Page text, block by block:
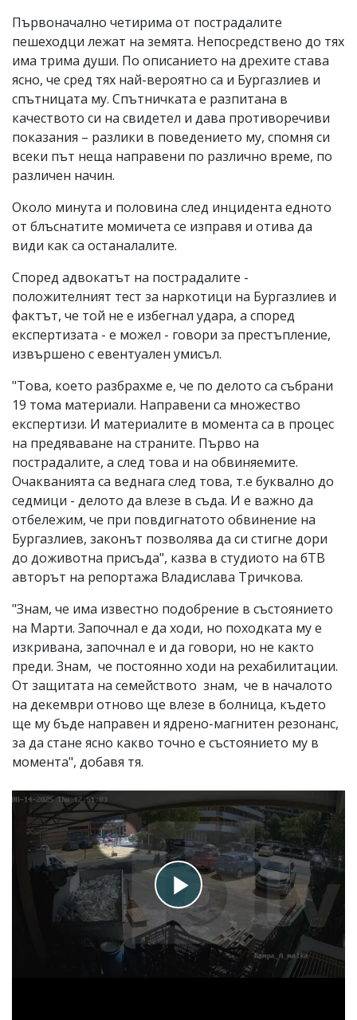
Първоначално четирима от пострадалите
пешеходци лежат на земята. Непосредствено до тях
има трима души. По описанието на дрехите става
ясно, че сред тях най-вероятно са и Бургазлиев и
спътницата му. Спътничката е разпитана в
качеството си на свидетел и дава противоречиви
показания – разлики в поведението му, спомня си
всеки път неща направени по различно време, по
различен начин.
Около минута и половина след инцидента едното
от блъснатите момичета се изправя и отива да
види как са останалалите.
Според адвокатът на пострадалите -
положителният тест за наркотици на Бургазлиев и
фактът, че той не е избегнал удара, а според
експертизата - е можел - говори за престъпление,
извършено с евентуален умисъл.
"Това, което разбрахме е, че по делото са събрани
19 тома материали. Направени са множество
експертизи. И материалите в момента са в процес
на предяваване на страните. Първо на
пострадалите, а след това и на обвиняемите.
Очакванията са веднага след това, т.е буквално до
седмици - делото да влезе в съда. И е важно да
отбележим, че при повдигнатото обвинение на
Бургазлиев, законът позволява да си стигне дори
до доживотна присъда", казва в студиото на бТВ
авторът на репортажа Владислава Тричкова.
"Знам, че има известно подобрение в състоянието
на Марти. Започнал е да ходи, но походката му е
изкривана, започнал е и да говори, но не както
преди. Знам, че постоянно ходи на рехабилитации.
От защитата на семейството знам, че в началото
на декември отново ще влезе в болница, където
ще му бъде направен и ядрено-магнитен резонанс,
за да стане ясно какво точно е състоянието му в
момента", добавя тя.